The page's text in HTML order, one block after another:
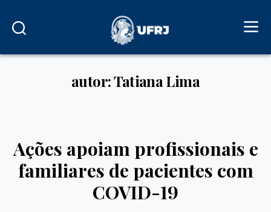
autor: Tatiana Lima
Ações apoiam profissionais e
familiares de pacientes com
COVID-19